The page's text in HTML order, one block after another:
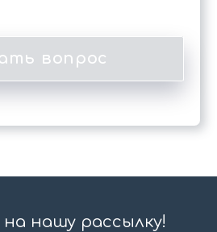
нашу рассылку!